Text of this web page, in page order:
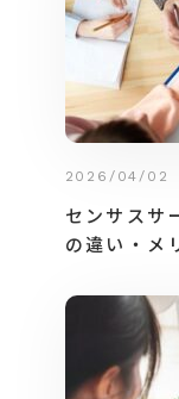
2026/04/02
センサスサ
の違い・メ